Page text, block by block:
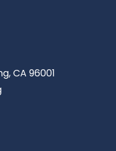
CA 96001